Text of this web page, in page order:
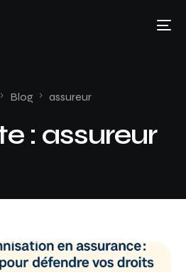
Blog assureur
: assureur